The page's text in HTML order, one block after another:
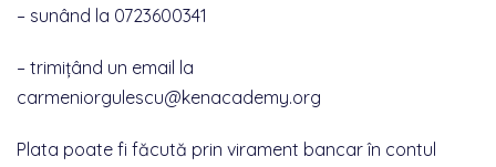
– sunând la 0723600341
– trimițând un email la
carmeniorgulescu@kenacademy.org
Plata poate fi făcută prin virament bancar în contul